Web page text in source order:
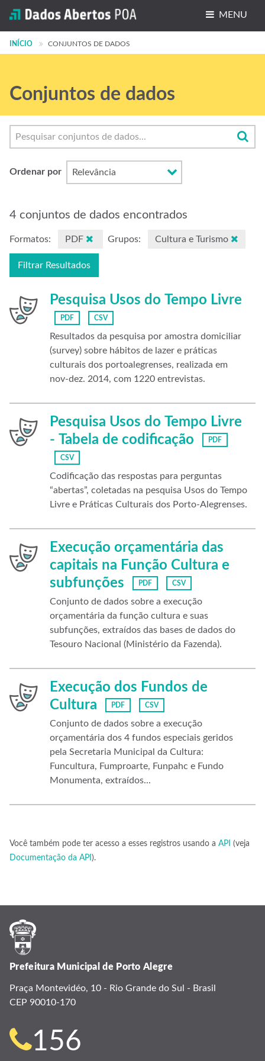
MENU
Conjuntos de dados
Grupos
Sobre
INÍCIO CONJUNTOS DE DADOS
Conjuntos de dados
Ordenar por
4 conjuntos de dados encontrados
Formatos: PDF Grupos: Cultura e Turismo
Filtrar Resultados
Pesquisa Usos do Tempo Livre
PDF CSV
Resultados da pesquisa por amostra domiciliar
(survey) sobre hábitos de lazer e práticas
culturais dos portoalegrenses, realizada em
nov-dez. 2014, com 1220 entrevistas.
Pesquisa Usos do Tempo Livre
- Tabela de codificação
PDF
CSV
Codificação das respostas para perguntas
“abertas”, coletadas na pesquisa Usos do Tempo
Livre e Práticas Culturais dos Porto-Alegrenses.
Execução orçamentária das
capitais na Função Cultura e
subfunções
PDF CSV
Conjunto de dados sobre a execução
orçamentária da função cultura e suas
subfunções, extraídos das bases de dados do
Tesouro Nacional (Ministério da Fazenda).
Execução dos Fundos de
Cultura
PDF CSV
Conjunto de dados sobre a execução
orçamentária dos 4 fundos especiais geridos
pela Secretaria Municipal da Cultura:
Funcultura, Fumproarte, Funpahc e Fundo
Monumenta, extraídos...
Você também pode ter acesso a esses registros usando a API (veja
Documentação da API ).
Prefeitura Municipal de Porto Alegre
Praça Montevidéo, 10 - Rio Grande do Sul - Brasil
CEP 90010-170
Telefone
156